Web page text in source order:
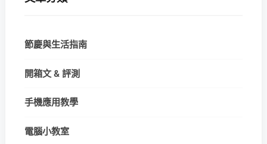
節慶與生活指南
開箱文 & 評測
手機應用教學
電腦小教室